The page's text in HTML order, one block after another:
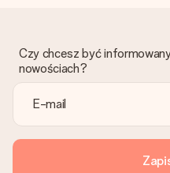
Czy faktura jest wysyłana
Żaden rachunek lub faktura
Możesz ją również znaleźć
możesz wysłać prezent
prawdziwą niespodzianką!
Czy chcesz być
nowościach?